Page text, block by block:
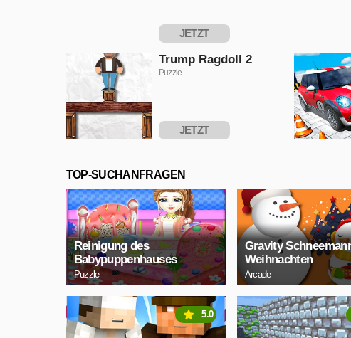
JETZT
Trump Ragdoll 2
Puzzle
JETZT
TOP-SUCHANFRAGEN
Reinigung des
Babypuppenhauses
Puzzle
Gravity
Weihnachten
Arcade
5.0